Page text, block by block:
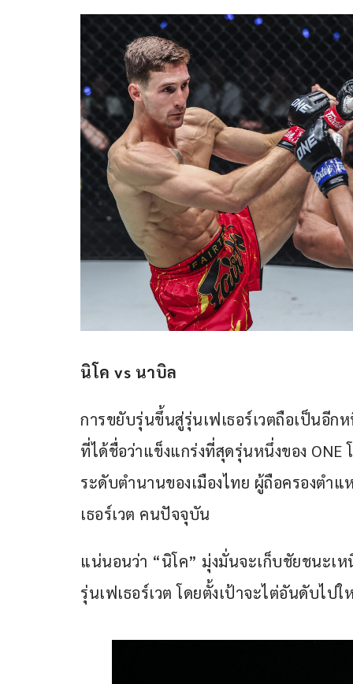
นิโค vs นาบิล
การขยับรุ่นขึ้นสู่รุ่นเฟเธอร์เวตถือเป็นอีก
ที่ได้ชื่อว่าแข็งแกร่งที่สุดรุ่นหนึ่งของ
ระดับตำนานของเมืองไทย ผู้ถือครองตำ
เธอร์เวต คนปัจจุบัน
แน่นอนว่า “นิโค” มุ่งมั่นจะเก็บชัยชนะเ
รุ่นเฟเธอร์เวต โดยตั้งเป้าจะไต่อันดับไป